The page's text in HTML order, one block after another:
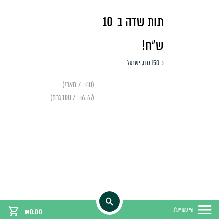
תות שדה ב-10
ש״ח!
כ-150 גרם, ישראל
(₪10 / מארז)
(₪6.67 / 100 גרם)
היי סטריינג'ר, ₪0.00